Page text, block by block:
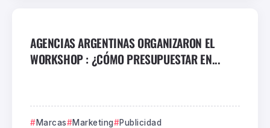
AGENCIAS ARGENTINAS ORGANIZARON EL
WORKSHOP : ¿CÓMO PRESUPUESTAR EN...
Marcas Marketing Publicidad